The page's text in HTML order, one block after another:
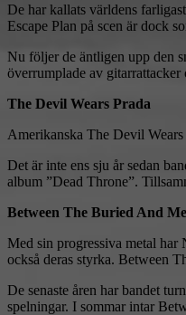
De har kallats världens
Escape Plan på scen är dock
Nu följer de äntligen upp den
överrumplade av
The Devil Wears Prada
Amerikanska The Devil Wears
Det är inte ens sju år sedan
album ”Dead Throne”.
Between The Buried And Me
Med sin progressiva metal
också deras styrka. Between
De senaste åren har bandet
spelningar. I sommar intar